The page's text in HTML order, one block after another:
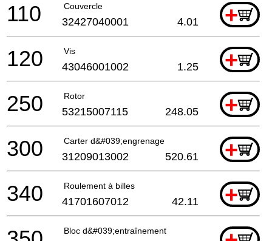
Couvercle +
110 32427040001 4.01
Vis +
120 43046001002 1.25
Rotor +
250 53215007115 248.05
Carter d&#039;engrenage +
300 31209013002 520.61
Roulement à billes +
340 41701607012 42.11
Bloc d&#039;entraînement